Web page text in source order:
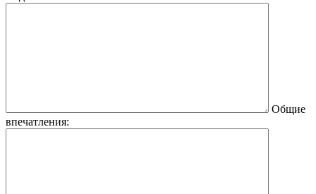
Общие
впечатления: